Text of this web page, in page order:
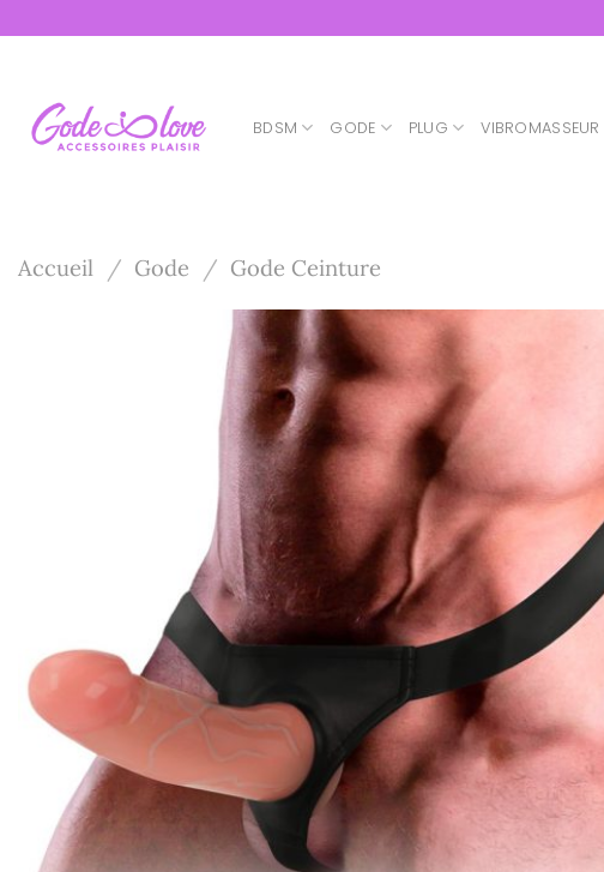
au
BDSM GODE PLUG VIBROMASSEUR
Accueil / Gode / Gode Ceinture